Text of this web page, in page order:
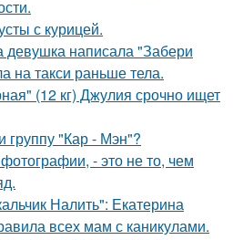
с курицей.
девушка написала "Забери
на такси раньше тела.
(12 кг) Джулия срочно ищет
группу "Кар - Мэн"?
- это не то, чем
Налить": Екатерина
всех мам с каникулами.